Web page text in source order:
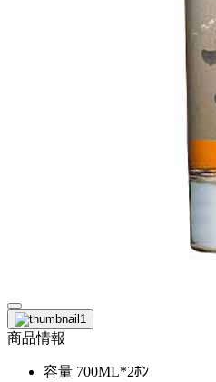
商品情報
容量 700ML*2ﾎﾝ